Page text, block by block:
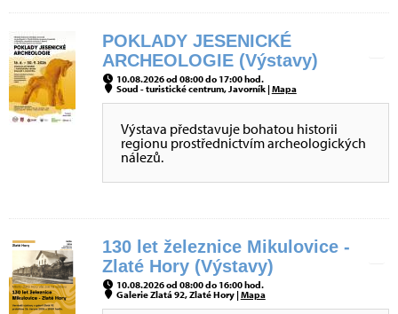
POKLADY JESENICKÉ
ARCHEOLOGIE (Výstavy)
10.08.2026 od 08:00 do 17:00 hod.
Soud - turistické centrum, Javorník |Mapa
Výstava představuje bohatou historii
regionu prostřednictvím archeologických
nálezů.
130 let železnice Mikulovice -
Zlaté Hory (Výstavy)
10.08.2026 od 08:00 do 16:00 hod.
Galerie Zlatá 92, Zlaté Hory |Mapa